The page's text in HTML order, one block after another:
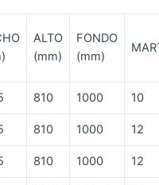
ALTO
(mm)
FONDO
(mm)
810 1000 10
810 1000 12
810 1000 12